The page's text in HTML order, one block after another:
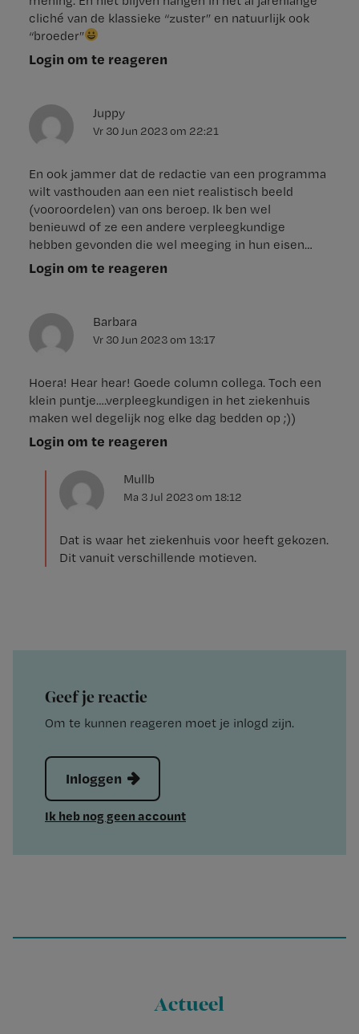
cliché van de klassieke “zuster” en natuurlijk ook
“broeder”
Login om te reageren
Juppy
Vr 30 Jun 2023om 22:21
En ook jammer dat de redactie van een programma
wilt vasthouden aan een niet realistisch beeld
(vooroordelen) van ons beroep. Ik ben wel
benieuwd of ze een andere verpleegkundige
hebben gevonden die wel meeging in hun eisen…
Login om te reageren
Barbara
Vr 30 Jun 2023om 13:17
Hoera! Hear hear! Goede column collega. Toch een
klein puntje….verpleegkundigen in het ziekenhuis
maken wel degelijk nog elke dag bedden op ;))
Login om te reageren
Mullb
Ma 3 Jul 2023om 18:12
Dat is waar het ziekenhuis voor heeft gekozen.
Dit vanuit verschillende motieven.
Geef je reactie
Om te kunnen reageren moet je inlogd zijn.
Inloggen
Ik heb nog geen account
Actueel